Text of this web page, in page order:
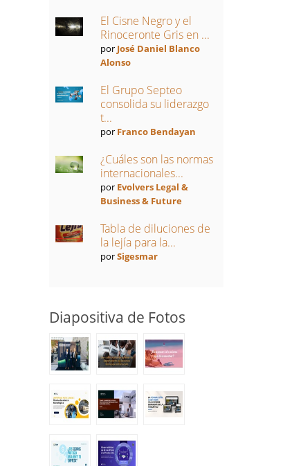
El Cisne Negro y el
Rinoceronte Gris en ...
por José Daniel Blanco
Alonso
El Grupo Septeo
consolida su liderazgo
t...
por Franco Bendayan
¿Cuáles son las normas
internacionales...
por Evolvers Legal &
Business & Future
Tabla de diluciones de
la lejía para la...
porSigesmar
Diapositiva de Fotos